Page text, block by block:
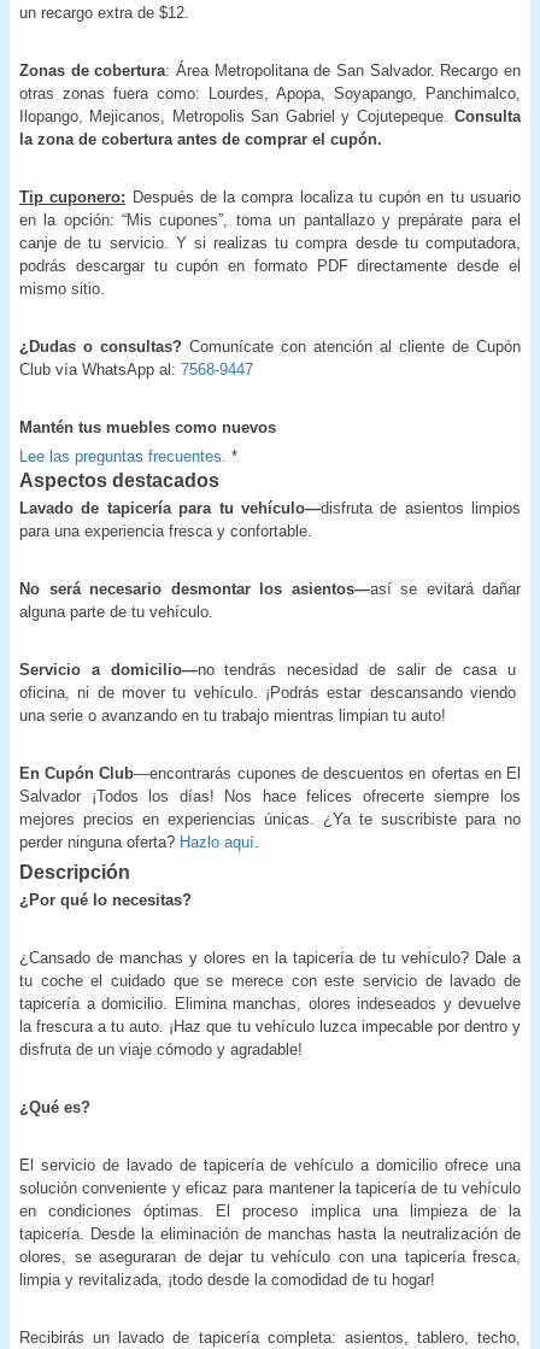
un recargo extra de $12.
Zonas de cobertura: Área Metropolitana de San Salvador. Recargo en
otras zonas fuera como: Lourdes, Apopa, Soyapango, Panchimalco,
Ilopango, Mejicanos, Metropolis San Gabriel y Cojutepeque. Consulta
la zona de cobertura antes de comprar el cupón.
Tip cuponero: Después de la compra localiza tu cupón en tu usuario
en la opción: “Mis cupones”, toma un pantallazo y prepárate para el
canje de tu servicio. Y si realizas tu compra desde tu computadora,
podrás descargar tu cupón en formato PDF directamente desde el
mismo sitio.
¿Dudas o consultas? Comunícate con atención al cliente de Cupón
Club vía WhatsApp al: 7568-9447
Mantén tus muebles como nuevos
Lee las preguntas frecuentes. *
Aspectos destacados
Lavado de tapicería para tu vehículo—disfruta de asientos limpios
para una experiencia fresca y confortable.
No será necesario desmontar los asientos—así se evitará dañar
alguna parte de tu vehículo.
Servicio a domicilio—no tendrás necesidad de salir de casa u
oficina, ni de mover tu vehículo. ¡Podrás estar descansando viendo
una serie o avanzando en tu trabajo mientras limpian tu auto!
En Cupón Club—encontrarás cupones de descuentos en ofertas en El
Salvador ¡Todos los días! Nos hace felices ofrecerte siempre los
mejores precios en experiencias únicas. ¿Ya te suscribiste para no
perder ninguna oferta? Hazlo aquí
Descripción
¿Por qué lo necesitas?
¿Cansado de manchas y olores en la tapicería de tu vehículo? Dale a
tu coche el cuidado que se merece con este servicio de lavado de
tapicería a domicilio. Elimina manchas, olores indeseados y devuelve
la frescura a tu auto. ¡Haz que tu vehículo luzca impecable por dentro y
disfruta de un viaje cómodo y agradable!
¿Qué es?
El servicio de lavado de tapicería de vehículo a domicilio ofrece una
solución conveniente y eficaz para mantener la tapicería de tu vehículo
en condiciones óptimas. El proceso implica una limpieza de la
tapicería. Desde la eliminación de manchas hasta la neutralización de
olores, se aseguraran de dejar tu vehículo con una tapicería fresca,
limpia y revitalizada, ¡todo desde la comodidad de tu hogar!
Recibirás un lavado de tapicería completa: asientos, tablero, techo,